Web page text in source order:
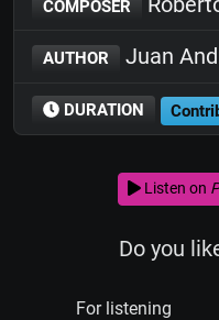
COMPOSER
AUTHOR Juan
DURATION
Listen on
Do you
For listening